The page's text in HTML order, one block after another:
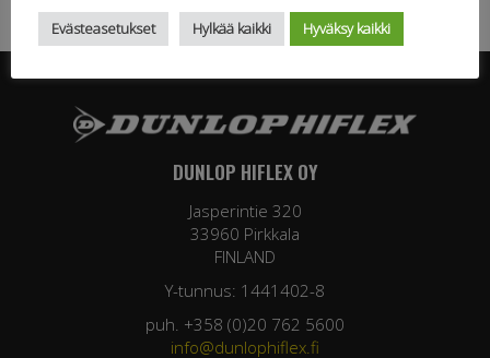
DUNLOP HIFLEX OY
Jasperintie 320
33960 Pirkkala
FINLAND
Y-tunnus: 1441402-8
puh. +358 (0)20 762 5600
info@dunlophiflex.fi
Evästeasetukset Hylkää kaikki Hyväksy kaikki